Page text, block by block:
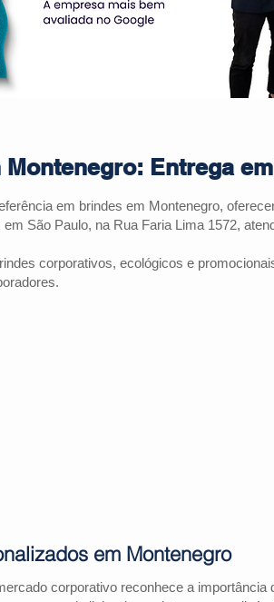
Entrega
em brindes em Montenegro,
São Paulo, na Rua Faria Lima 1572,
corporativos, ecológicos e
corporativo reconhece a importância
em Montenegro